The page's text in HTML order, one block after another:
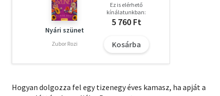
Nyári szünet
Zubor Rozi
Ez is elérhető
kínálatunkban:
5 760 Ft
Kosárba
Hogyan dolgozza fel egy tizenegy éves kamasz, ha apját a